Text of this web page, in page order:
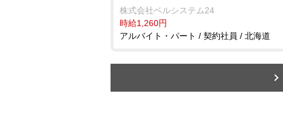
株式会社ベルシステム24
時給1,260円
アルバイト・パート / 契約社員 / 北海道